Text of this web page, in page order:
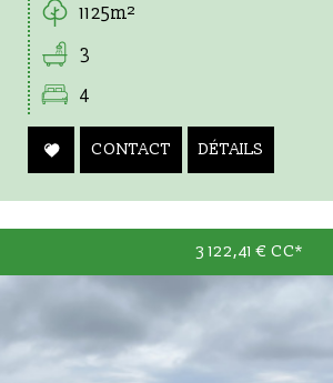
1125m²
3
4
CONTACT DÉTAILS
3 122,41 € CC*